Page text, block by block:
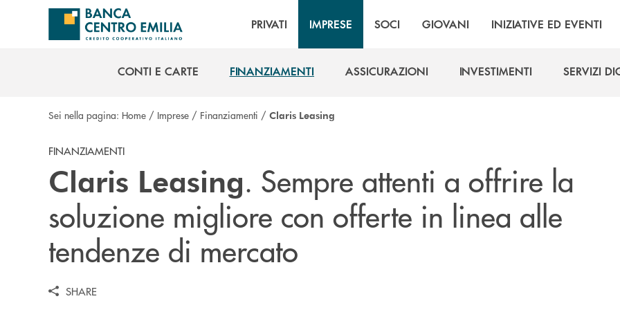
Salta al contenuto principale
PRIVATI IMPRESE SOCI GIOVANI INIZIATIVE ED EVENTI
CONTI E CARTE
FINANZIAMENTI
ASSICURAZIONI
INVESTIMENTI
SERVIZI
Sei nella pagina: Home / Imprese / Finanziamenti / Claris Leasing
FINANZIAMENTI
Claris Leasing. Sempre attenti a offrire la
soluzione migliore con offerte in linea alle
tendenze di mercato
SHARE